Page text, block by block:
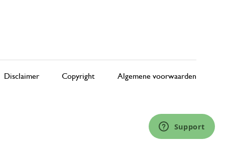
Disclaimer Copyright Algemene voorwaarden
Support